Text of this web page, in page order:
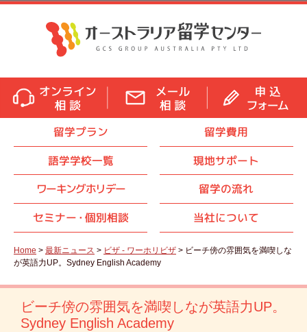
留学プラン
留学費用
語学学校一覧
現地サポート
ワーキングホリデー
留学の流れ
セミナー・ 個別相談 当社について
Home > 最新ニュース > ビザ - ワーホリビザ > ビーチ傍の雰囲気を満喫しな
が英語力UP。Sydney English Academy
ビーチ傍の雰囲気を満喫しなが英語力UP。
Sydney English Academy